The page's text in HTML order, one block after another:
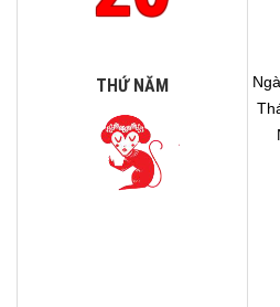
THỨ NĂM